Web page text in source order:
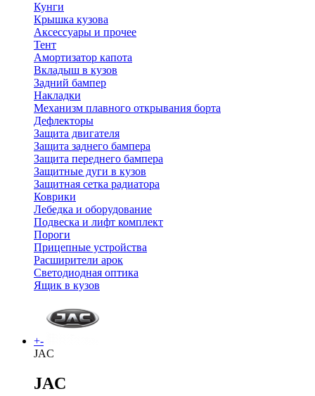
Кунги
Крышка кузова
Аксессуары и прочее
Тент
Амортизатор капота
Вкладыш в кузов
Задний бампер
Накладки
Механизм плавного открывания борта
Дефлекторы
Защита двигателя
Защита заднего бампера
Защита переднего бампера
Защитные дуги в кузов
Защитная сетка радиатора
Коврики
Лебедка и оборудование
Подвеска и лифт комплект
Пороги
Прицепные устройства
Расширители арок
Светодиодная оптика
Ящик в кузов
+-
JAC
JAC